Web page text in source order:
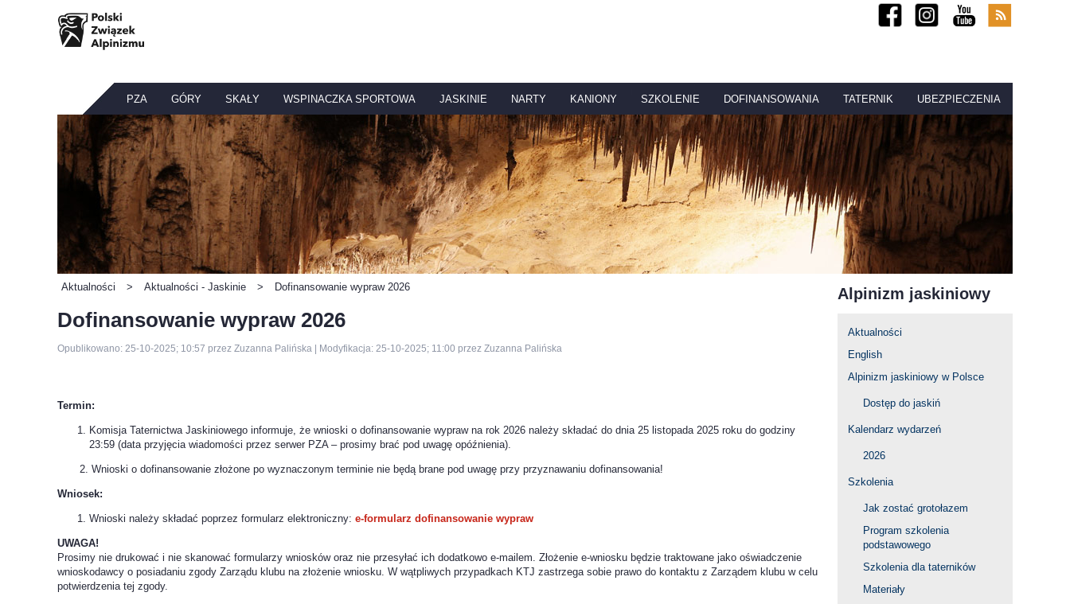
PZA GÓRY SKAŁY WSPINACZKA SPORTOWA JASKINIE NARTY KANIONY SZKOLENIE DOFINANSOWANIA TATERNIK UBEZPIECZENIA
Alpinizm jaskiniowy
Aktualności
English
Alpinizm jaskiniowy w Polsce
Dostęp do jaskiń
Kalendarz wydarzeń
2026
Szkolenia
Jak zostać grotołazem
Program szkolenia
podstawowego
Szkolenia dla taterników
Materiały
Aktualności > Aktualności - Jaskinie > Dofinansowanie wypraw 2026
Dofinansowanie wypraw 2026
Opublikowano: 25-10-2025; 10:57 przez Zuzanna Palińska | Modyfikacja: 25-10-2025; 11:00 przez Zuzanna Palińska
Termin:
Komisja Taternictwa Jaskiniowego informuje, że wnioski o dofinansowanie wypraw na rok 2026 należy składać do dnia 25 listopada 2025 roku do godziny
23:59 (data przyjęcia wiadomości przez serwer PZA – prosimy brać pod uwagę opóźnienia).
2. Wnioski o dofinansowanie złożone po wyznaczonym terminie nie będą brane pod uwagę przy przyznawaniu dofinansowania!
Wniosek:
Wnioski należy składać poprzez formularz elektroniczny: e-formularz dofinansowanie wypraw
UWAGA!
Prosimy nie drukować i nie skanować formularzy wniosków oraz nie przesyłać ich dodatkowo e-mailem. Złożenie e-wniosku będzie traktowane jako oświadczenie
wnioskodawcy o posiadaniu zgody Zarządu klubu na złożenie wniosku. W wątpliwych przypadkach KTJ zastrzega sobie prawo do kontaktu z Zarządem klubu w celu
potwierdzenia tej zgody.